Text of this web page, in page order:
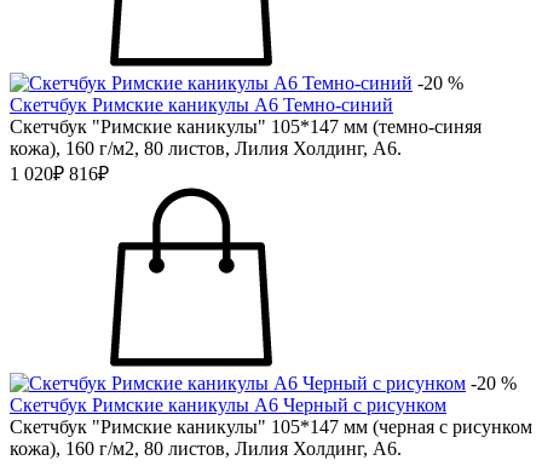
-20 %
Скетчбук Римские каникулы А6 Темно-синий
Скетчбук "Римские каникулы" 105*147 мм (темно-синяя
кожа), 160 г/м2, 80 листов, Лилия Холдинг, А6.
1 020₽ 816₽
-20 %
Скетчбук Римские каникулы А6 Черный с рисунком
Скетчбук "Римские каникулы" 105*147 мм (черная с рисунком
кожа), 160 г/м2, 80 листов, Лилия Холдинг, А6.